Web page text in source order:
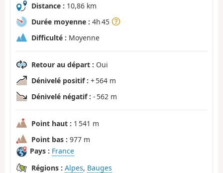
Distance : 10,86 km
Durée moyenne : 4h 45
Difficulté : Moyenne
Retour au départ : Oui
Dénivelé positif : + 564 m
Dénivelé négatif : - 562 m
Point haut : 1 541 m
Point bas : 977 m
Pays : France
Régions : Alpes, Bauges